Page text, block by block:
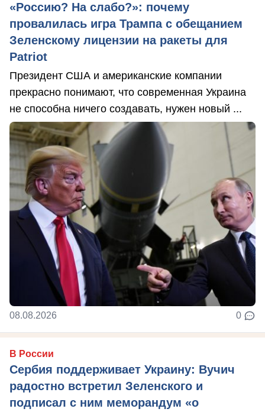
«Россию? На слабо?»: почему
провалилась игра Трампа с обещанием
Зеленскому лицензии на ракеты для
Patriot
Президент США и американские компании
прекрасно понимают, что современная Украина
не способна ничего создавать, нужен новый ...
08.08.2026 0
В России
Сербия поддерживает Украину: Вучич
радостно встретил Зеленского и
подписал с ним меморандум «о